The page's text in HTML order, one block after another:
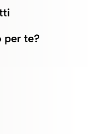
per te?